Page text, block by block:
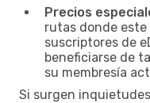
Precios
rutas donde
suscriptores de
beneficiarse de
su membresía
Si surgen